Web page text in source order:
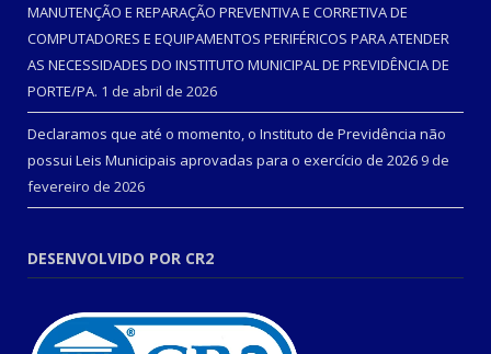
MANUTENÇÃO E REPARAÇÃO PREVENTIVA E CORRETIVA DE
COMPUTADORES E EQUIPAMENTOS PERIFÉRICOS PARA ATENDER
AS NECESSIDADES DO INSTITUTO MUNICIPAL DE PREVIDÊNCIA DE
PORTE/PA. 1 de abril de 2026
Declaramos que até o momento, o Instituto de Previdência não
possui Leis Municipais aprovadas para o exercício de 2026 9 de
fevereiro de 2026
DESENVOLVIDO POR CR2